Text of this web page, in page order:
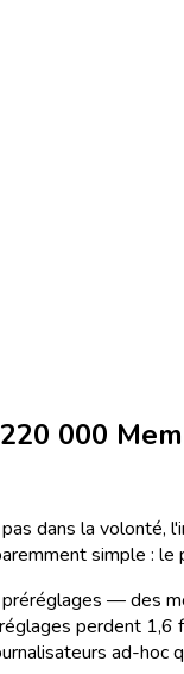
000
dans la volonté,
simple :
— des
perdent 1,6
ad-hoc